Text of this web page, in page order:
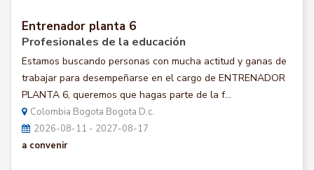
Entrenador planta 6
Profesionales de la educación
Estamos buscando personas con mucha actitud y ganas de
trabajar para desempeñarse en el cargo de ENTRENADOR
PLANTA 6, queremos que hagas parte de la f...
Colombia Bogota Bogota D.c.
2026-08-11 - 2027-08-17
a convenir